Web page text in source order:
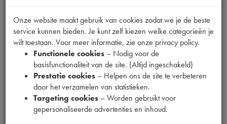
Fabrikant
OUTLET
Productnummer
6880097
Normale prijs
76 (€5,59 excl. btw )
Uw prijs
05
Onze website maakt gebruik van cookies zodat we je de beste
service kunnen bieden. Je kunt zelf kiezen welke categorieën je
wilt toestaan. Voor meer informatie, zie onze privacy policy.
Functionele cookies – Nodig voor de
basisfunctionaliteit van de site. (Altijd ingeschakeld)
Prestatie cookies – Helpen ons de site te verbeteren
door het verzamelen van statistieken.
Targeting cookies – Worden gebruikt voor
gepersonaliseerde advertenties en inhoud.